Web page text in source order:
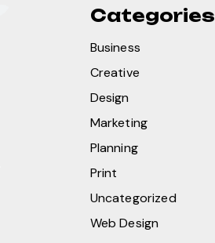
Categories
Business
Creative
Design
Marketing
Planning
Print
Uncategorized
Web Design